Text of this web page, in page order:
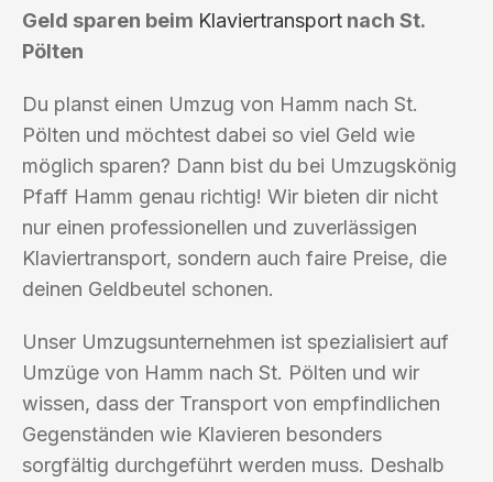
Geld sparen beim Klaviertransport nach St.
Pölten
Du planst einen Umzug von Hamm nach St.
Pölten und möchtest dabei so viel Geld wie
möglich sparen? Dann bist du bei Umzugskönig
Pfaff Hamm genau richtig! Wir bieten dir nicht
nur einen professionellen und zuverlässigen
Klaviertransport, sondern auch faire Preise, die
deinen Geldbeutel schonen.
Unser Umzugsunternehmen ist spezialisiert auf
Umzüge von Hamm nach St. Pölten und wir
wissen, dass der Transport von empfindlichen
Gegenständen wie Klavieren besonders
sorgfältig durchgeführt werden muss. Deshalb